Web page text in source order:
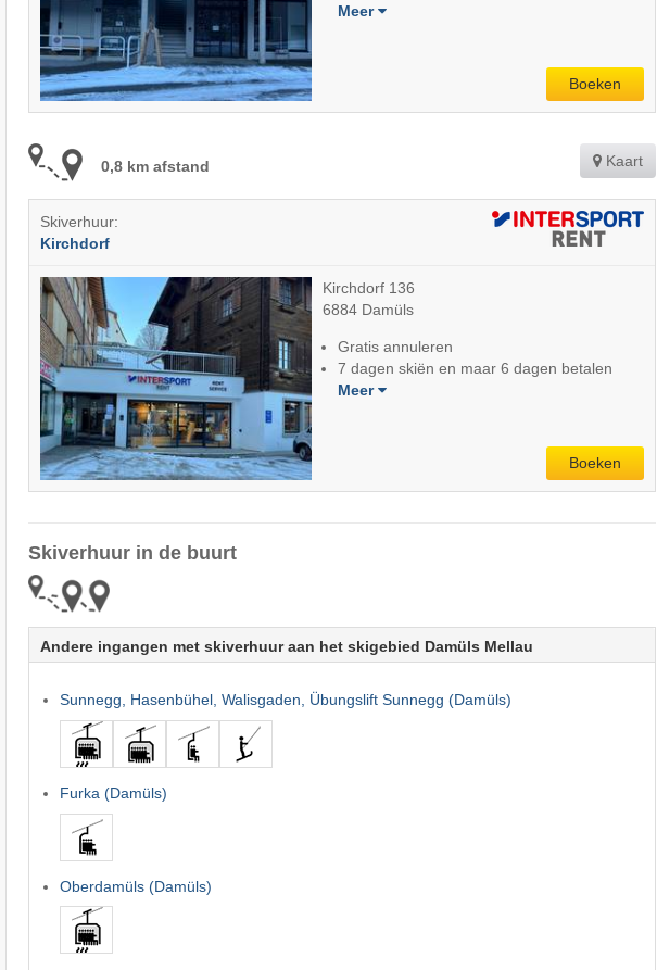
Meer
Boeken
0,8 km afstand Kaart
Skiverhuur:
Kirchdorf
Kirchdorf 136
6884 Damüls
Gratis annuleren
7 dagen skiën en maar 6 dagen betalen
Meer
Boeken
Skiverhuur in de buurt
Andere ingangen met skiverhuur aan het skigebied Damüls Mellau
Sunnegg, Hasenbühel, Walisgaden, Übungslift Sunnegg (Damüls)
Furka (Damüls)
Oberdamüls (Damüls)